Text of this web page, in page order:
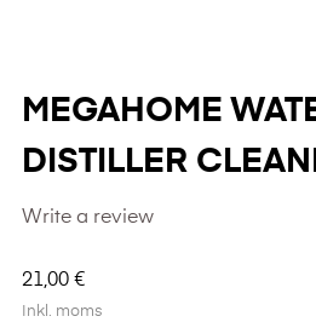
MEGAHOME
DISTILLER
Write a review
21,00 €
Inkl. moms